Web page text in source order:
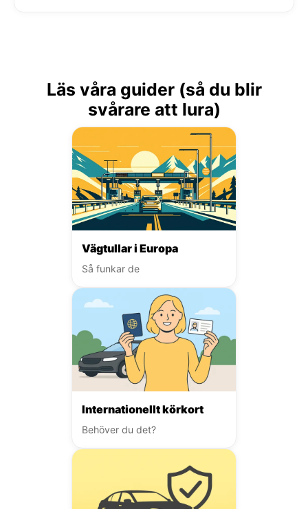
Läs våra guider (så du blir
svårare att lura)
Vägtullar i Europa
Så funkar de
Internationellt körkort
Behöver du det?